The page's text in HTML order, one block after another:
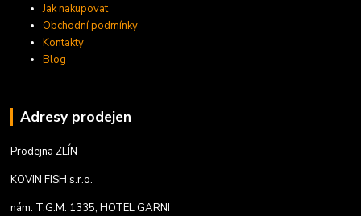
Jak nakupovat
Obchodní podmínky
Kontakty
Blog
Adresy prodejen
Prodejna ZLÍN
KOVIN FISH s.r.o.
nám. T.G.M. 1335, HOTEL GARNI